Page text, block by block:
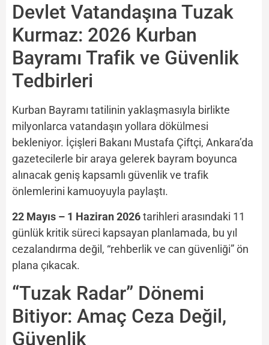
Devlet Vatandaşına Tuzak
Kurmaz: 2026 Kurban
Bayramı Trafik ve Güvenlik
Tedbirleri
Kurban Bayramı tatilinin yaklaşmasıyla birlikte
milyonlarca vatandaşın yollara dökülmesi
bekleniyor. İçişleri Bakanı Mustafa Çiftçi, Ankara’da
gazetecilerle bir araya gelerek bayram boyunca
alınacak geniş kapsamlı güvenlik ve trafik
önlemlerini kamuoyuyla paylaştı.
22 Mayıs – 1 Haziran 2026tarihleri arasındaki 11
günlük kritik süreci kapsayan planlamada, bu yıl
cezalandırma değil, “rehberlik ve can güvenliği” ön
plana çıkacak.
“Tuzak Radar” Dönemi
Bitiyor: Amaç Ceza Değil,
Güvenlik